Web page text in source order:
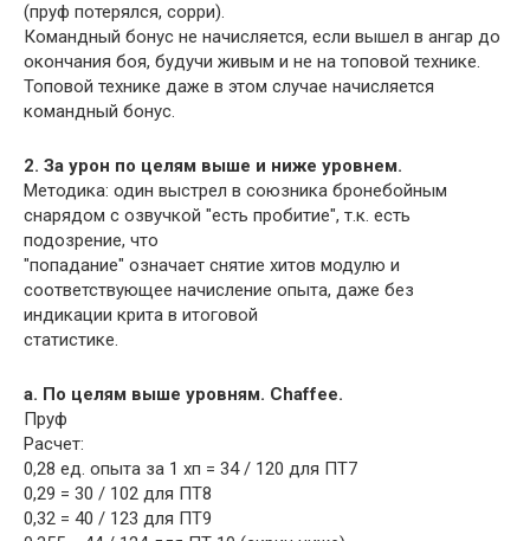
(пруф потерялся, сорри).
Командный бонус не начисляется, если вышел в ангар до
окончания боя, будучи живым и не на топовой технике.
Топовой технике даже в этом случае начисляется
командный бонус.
2. За урон по целям выше и ниже уровнем.
Методика: один выстрел в союзника бронебойным
снарядом с озвучкой "есть пробитие", т.к. есть
подозрение, что
"попадание" означает снятие хитов модулю и
соответствующее начисление опыта, даже без
индикации крита в итоговой
статистике.
а. По целям выше уровням. Chaffee.
Пруф
Расчет:
0,28 ед. опыта за 1 хп = 34 / 120 для ПТ7
0,29 = 30 / 102 для ПТ8
0,32 = 40 / 123 для ПТ9